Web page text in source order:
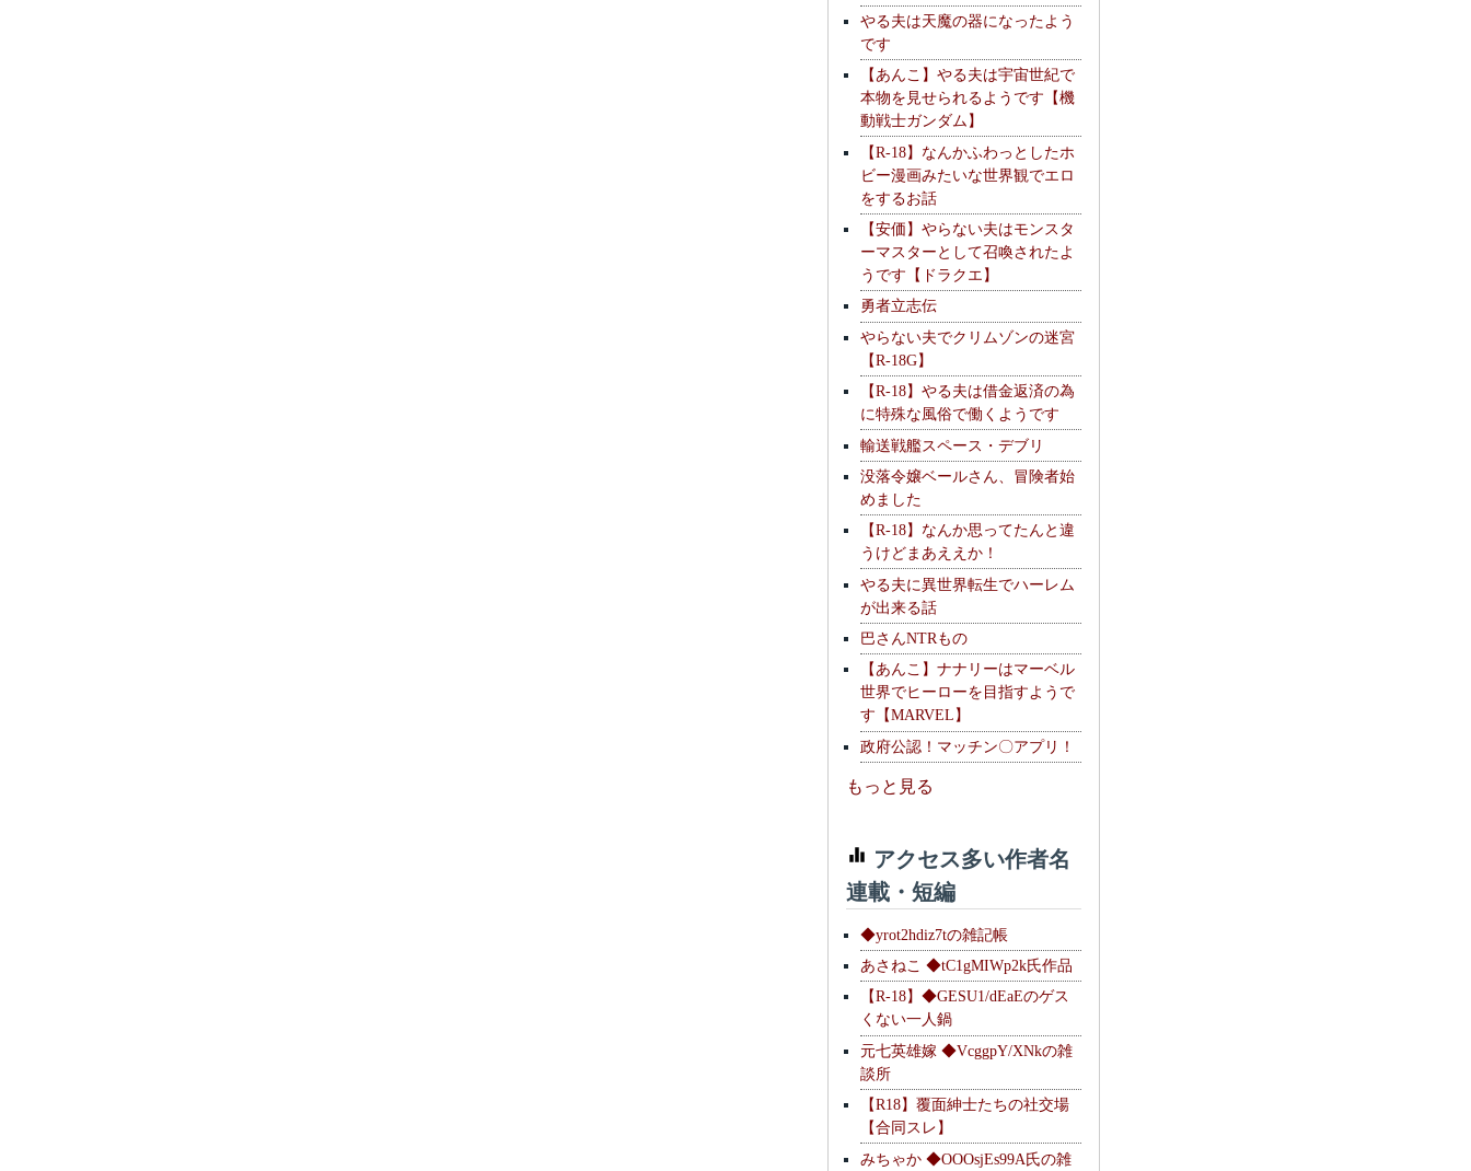
やる夫は天魔の器になったよう
です
【あんこ】やる夫は宇宙世紀で
本物を見せられるようです【機
動戦士ガンダム】
【R-18】なんかふわっとしたホ
ビー漫画みたいな世界観でエロ
をするお話
【安価】やらない夫はモンスタ
ーマスターとして召喚されたよ
うです【ドラクエ】
勇者立志伝
やらない夫でクリムゾンの迷宮
【R-18G】
【R-18】やる夫は借金返済の為
に特殊な風俗で働くようです
輸送戦艦スペース・デブリ
没落令嬢ベールさん、冒険者始
めました
【R-18】なんか思ってたんと違
うけどまあええか！
やる夫に異世界転生でハーレム
が出来る話
巴さんNTRもの
【あんこ】ナナリーはマーベル
世界でヒーローを目指すようで
す【MARVEL】
政府公認！マッチン〇アプリ！
もっと見る
アクセス多い作者名
連載・短編
◆yrot2hdiz7tの雑記帳
あさねこ ◆tC1gMIWp2k氏作品
【R-18】◆GESU1/dEaEのゲス
くない一人鍋
元七英雄嫁 ◆VcggpY/XNkの雑
談所
【R18】覆面紳士たちの社交場
【合同スレ】
みちゃか ◆OOOsjEs99A氏の雑